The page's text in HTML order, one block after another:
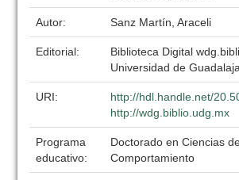
Autor: Sanz Martín, Araceli
Editorial:
Biblioteca Digital
Universidad de
URI:
http://hdl.handle.net/
http://wdg.biblio.udg.mx
Programa
educativo:
Doctorado en Ciencias
Comportamiento